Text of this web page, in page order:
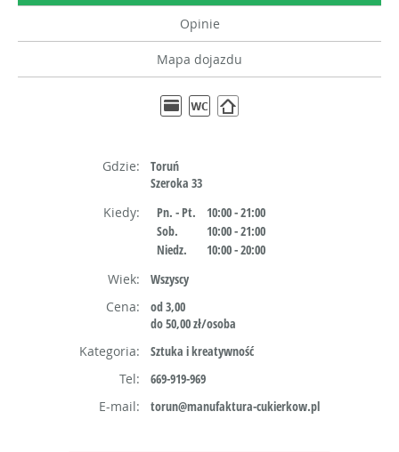
Opinie
Mapa dojazdu
Gdzie:
Toruń
Szeroka 33
Kiedy:
Pn. - Pt.
10:00 - 21:00
Sob.
10:00 - 21:00
Niedz.
10:00 - 20:00
Wiek:
Wszyscy
Cena:
od 3,00
do 50,00 zł/osoba
Kategoria:
Sztuka i kreatywność
Tel:
669-919-969
E-mail:
torun@manufaktura-cukierkow.pl